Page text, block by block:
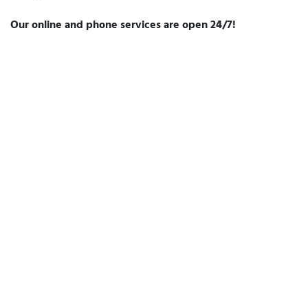
Our online and phone services are open 24/7!